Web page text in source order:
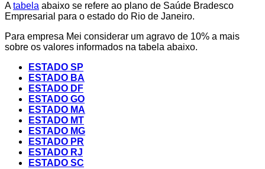
Atabela abaixo se refere ao plano de Saúde Bradesco
Empresarial para o estado do Rio de Janeiro.
Para empresa Mei considerar um agravo de 10% a mais
sobre os valores informados na tabela abaixo.
ESTADO SP
ESTADO BA
ESTADO DF
ESTADO GO
ESTADO MA
ESTADO MT
ESTADO MG
ESTADO PR
ESTADO RJ
ESTADO SC